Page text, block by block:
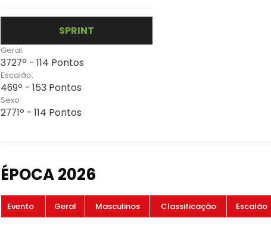
SPRINT
Geral:
3727º - 114 Pontos
Escalão:
469º - 153 Pontos
Sexo:
2771º - 114 Pontos
ÉPOCA 2026
Evento Geral Masculinos Classificação Escalão